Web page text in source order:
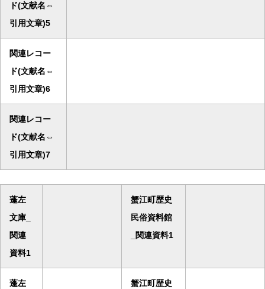
ド(文献名⇔
引用文章)5
関連レコー
ド(文献名⇔
引用文章)6
関連レコー
ド(文献名⇔
引用文章)7
蓬左
文庫_
関連
資料1
蟹江町歴史
民俗資料館
_関連資料1
蓬左
蟹江町歴史